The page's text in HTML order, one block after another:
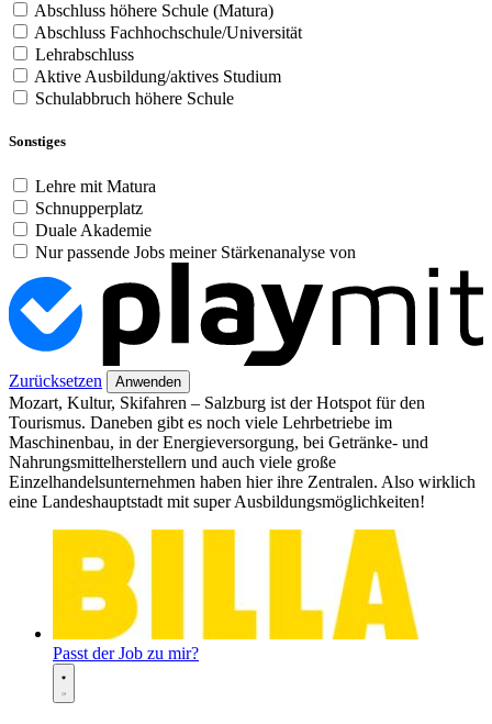
Abschluss höhere Schule (Matura)
Abschluss Fachhochschule/Universität
Lehrabschluss
Aktive Ausbildung/aktives Studium
Schulabbruch höhere Schule
Sonstiges
Lehre mit Matura
Schnupperplatz
Duale Akademie
Nur passende Jobs meiner Stärkenanalyse von
Zurücksetzen Anwenden
Mozart, Kultur, Skifahren – Salzburg ist der Hotspot für den
Tourismus. Daneben gibt es noch viele Lehrbetriebe im
Maschinenbau, in der Energieversorgung, bei Getränke- und
Nahrungsmittelherstellern und auch viele große
Einzelhandelsunternehmen haben hier ihre Zentralen. Also wirklich
eine Landeshauptstadt mit super Ausbildungsmöglichkeiten!
Passt der Job zu mir?